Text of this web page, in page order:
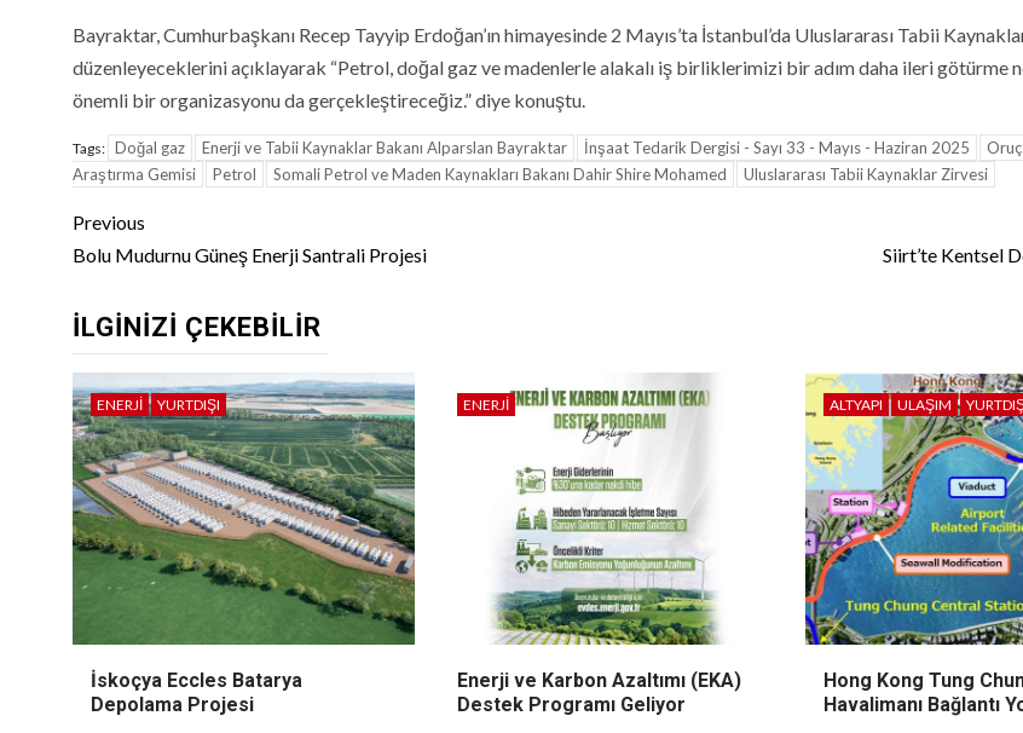
Bayraktar, Cumhurbaşkanı Recep Tayyip Erdoğan’ın himayesinde 2 Mayıs’ta İstanbul’da Uluslararası Tabii
düzenleyeceklerini açıklayarak “Petrol, doğal gaz ve madenlerle alakalı iş birliklerimizi bir adım daha ileri götürme
önemli bir organizasyonu da gerçekleştireceğiz.” diye konuştu.
Tags: Doğal gaz Enerji ve Tabii Kaynaklar Bakanı Alparslan Bayraktar İnşaat Tedarik Dergisi - Sayı 33 - Mayıs - Haziran 2025
Oruç
Araştırma Gemisi
Petrol Somali Petrol ve Maden Kaynakları Bakanı Dahir Shire Mohamed Uluslararası Tabii Kaynaklar Zirvesi
Continue
Reading
Previous
Bolu Mudurnu Güneş Enerji Santrali Projesi
Siirt’te Kentsel
İLGINIZI ÇEKEBILIR
ENERJI YURTDIŞI
İskoçya Eccles Batarya
Depolama Projesi
ENERJI
Enerji ve Karbon Azaltımı (EKA)
Destek Programı Geliyor
ALTYAPI ULAŞIM
Hong Kong Tung
Havalimanı Bağlantı